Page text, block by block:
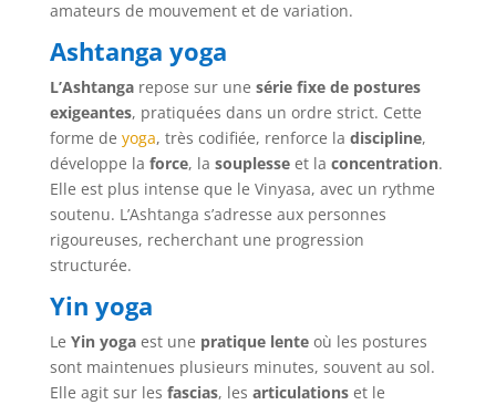
amateurs de mouvement et de variation.
Ashtanga yoga
L’Ashtangarepose sur une série fixe de postures
exigeantes, pratiquées dans un ordre strict. Cette
forme de yoga, très codifiée, renforce la discipline,
développe la force, la souplesseet la concentration.
Elle est plus intense que le Vinyasa, avec un rythme
soutenu. L’Ashtanga s’adresse aux personnes
rigoureuses, recherchant une progression
structurée.
Yin yoga
Le Yin yogaest une pratique lenteoù les postures
sont maintenues plusieurs minutes, souvent au sol.
Elle agit sur les fascias, les articulationset le